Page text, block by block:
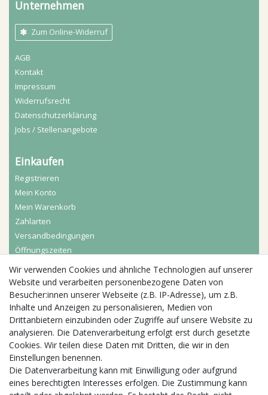
Unternehmen
Zum Online-Widerruf
AGB
Kontakt
Impressum
Widerrufs­recht
Daten­schutz­erklärung
Jobs / Stellenangebote
Einkaufen
Registrieren
Mein Konto
Mein Warenkorb
Zahlarten
Versandbedingungen
Öffnungszeiten
Aktuelles
Busgruppen
Kindergeburtstage
Kindergartenausflug
Schulklassenausflug
Zwillingsrabatt
Wir verwenden Cookies und ähnliche Technologien auf unserer
Website und verarbeiten personenbezogene Daten von
Besucher:innen unserer Webseite (z.B. IP-Adresse), um z.B.
Inhalte und Anzeigen zu personalisieren, Medien von
Drittanbietern einzubinden oder Zugriffe auf unsere Website zu
analysieren. Die Datenverarbeitung erfolgt erst durch gesetzte
Cookies. Wir teilen diese Daten mit Dritten, die wir in den
Einstellungen benennen.
Die Datenverarbeitung kann mit Einwilligung oder aufgrund
eines berechtigten Interesses erfolgen. Die Zustimmung kann